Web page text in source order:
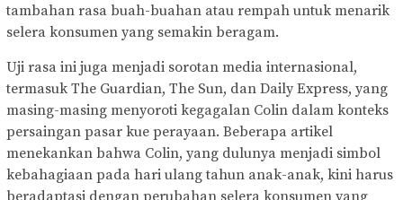
tambahan rasa buah-buahan atau rempah untuk menarik
selera konsumen yang semakin beragam.
Uji rasa ini juga menjadi sorotan media internasional,
termasuk The Guardian, The Sun, dan Daily Express, yang
masing-masing menyoroti kegagalan Colin dalam konteks
persaingan pasar kue perayaan. Beberapa artikel
menekankan bahwa Colin, yang dulunya menjadi simbol
kebahagiaan pada hari ulang tahun anak-anak, kini harus